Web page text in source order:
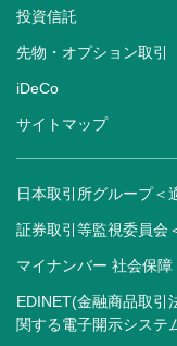
投資信託
先物・オプション取引
iDeCo
サイトマップ
日本取引所グループ＜
証券取引等監視委員会
マイナンバー 社会保
EDINET(金融商品取引
関する電子開示システ